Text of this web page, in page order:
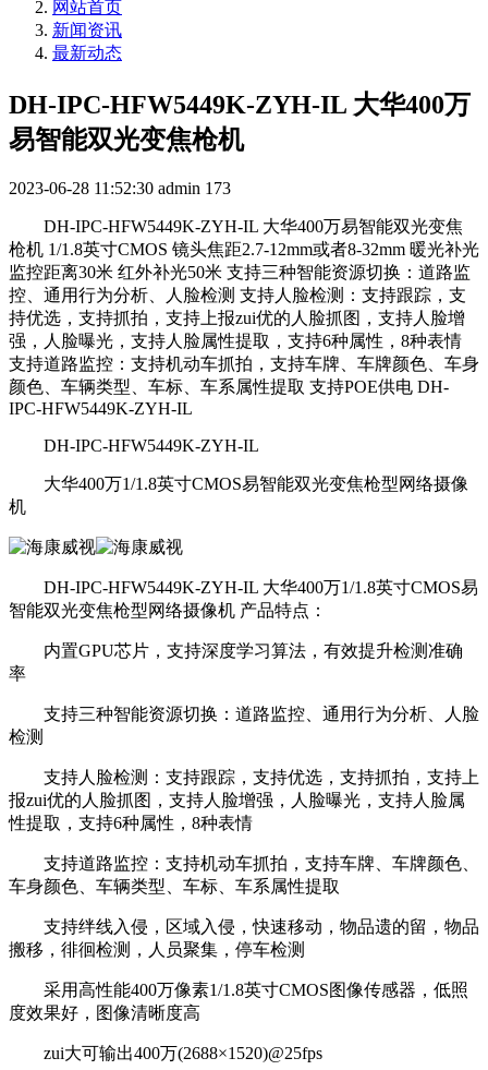
网站首页
新闻资讯
最新动态
DH-IPC-HFW5449K-ZYH-IL 大华400万
易智能双光变焦枪机
2023-06-28 11:52:30 admin 173
DH-IPC-HFW5449K-ZYH-IL 大华400万易智能双光变焦
枪机 1/1.8英寸CMOS 镜头焦距2.7-12mm或者8-32mm 暖光补光
监控距离30米 红外补光50米 支持三种智能资源切换：道路监
控、通用行为分析、人脸检测 支持人脸检测：支持跟踪，支
持优选，支持抓拍，支持上报zui优的人脸抓图，支持人脸增
强，人脸曝光，支持人脸属性提取，支持6种属性，8种表情
支持道路监控：支持机动车抓拍，支持车牌、车牌颜色、车身
颜色、车辆类型、车标、车系属性提取 支持POE供电 DH-
IPC-HFW5449K-ZYH-IL
DH-IPC-HFW5449K-ZYH-IL
大华400万1/1.8英寸CMOS易智能双光变焦枪型网络摄像
机
DH-IPC-HFW5449K-ZYH-IL 大华400万1/1.8英寸CMOS易
智能双光变焦枪型网络摄像机 产品特点：
内置GPU芯片，支持深度学习算法，有效提升检测准确
率
支持三种智能资源切换：道路监控、通用行为分析、人脸
检测
支持人脸检测：支持跟踪，支持优选，支持抓拍，支持上
报zui优的人脸抓图，支持人脸增强，人脸曝光，支持人脸属
性提取，支持6种属性，8种表情
支持道路监控：支持机动车抓拍，支持车牌、车牌颜色、
车身颜色、车辆类型、车标、车系属性提取
支持绊线入侵，区域入侵，快速移动，物品遗的留，物品
搬移，徘徊检测，人员聚集，停车检测
采用高性能400万像素1/1.8英寸CMOS图像传感器，低照
度效果好，图像清晰度高
zui大可输出400万(2688×1520)@25fps